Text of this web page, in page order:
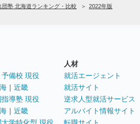
塾 北海道ランキング・比較
2022年版
備校 現役
｜ 近畿
導塾 現役
｜ 近畿
人材
就活エージェント
就活サイト
逆求人型就活サービス
アルバイト情報サイト